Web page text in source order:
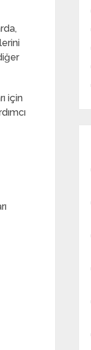
için